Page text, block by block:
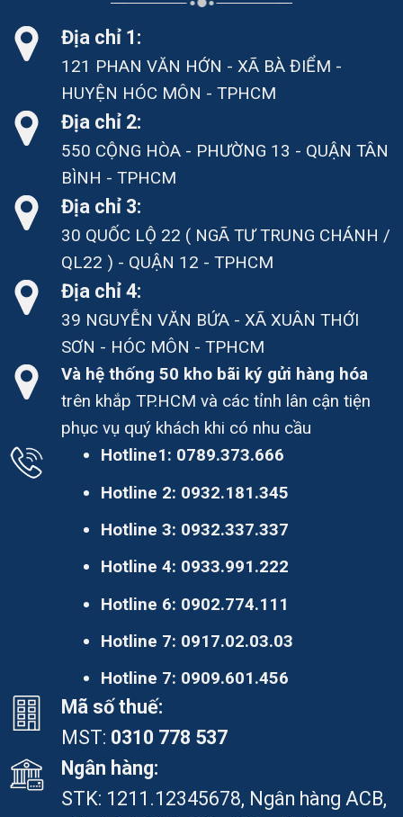
Địa chỉ 1:
121 PHAN VĂN HỚN - XÃ BÀ ĐIỂM -
HUYỆN HÓC MÔN - TPHCM
Địa chỉ 2:
550 CỘNG HÒA - PHƯỜNG 13 - QUẬN TÂN
BÌNH - TPHCM
Địa chỉ 3:
30 QUỐC LỘ 22 ( NGÃ TƯ TRUNG CHÁNH /
QL22 ) - QUẬN 12 - TPHCM
Địa chỉ 4:
39 NGUYỄN VĂN BỨA - XÃ XUÂN THỚI
SƠN - HÓC MÔN - TPHCM
Và hệ thống 50 kho bãi ký gửi hàng hóa
trên khắp TP.HCM và các tỉnh lân cận tiện
phục vụ quý khách khi có nhu cầu
Hotline1: 0789.373.666
Hotline 2: 0932.181.345
Hotline 3: 0932.337.337
Hotline 4: 0933.991.222
Hotline 6: 0902.774.111
Hotline 7: 0917.02.03.03
Hotline 7: 0909.601.456
Mã số thuế:
MST: 0310 778 537
Ngân hàng:
STK: 1211.12345678, Ngân hàng ACB,